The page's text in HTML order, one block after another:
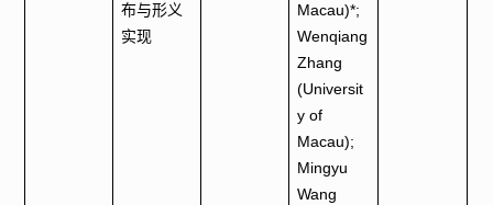
布与形义
实现
Macau)*;
Wenqiang
Zhang
(Universit
y of
Macau);
Mingyu
Wang